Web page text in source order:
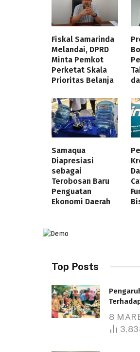
Fiskal Samarinda
Melandai, DPRD
Minta Pemkot
Perketat Skala
Prioritas Belanja
Samaqua
Diapresiasi
sebagai
Terobosan Baru
Penguatan
Ekonomi Daerah
Top Posts
8